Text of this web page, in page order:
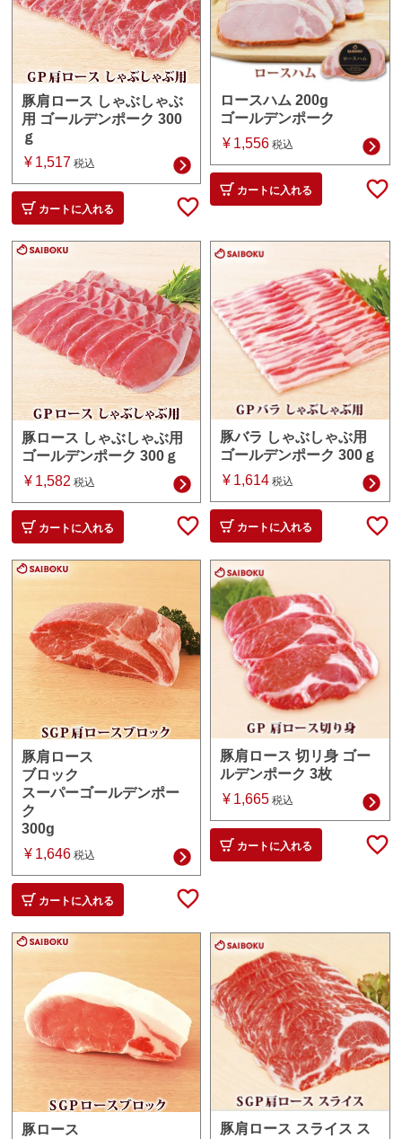
豚肩ロース しゃぶしゃぶ
用 ゴールデンポーク 300
ｇ
¥ 1,517 税込
カートに入れる
ロースハム 200g
ゴールデンポーク
¥ 1,556 税込
カートに入れる
豚ロース しゃぶしゃぶ用
ゴールデンポーク 300ｇ
¥ 1,582 税込
カートに入れる
豚バラ しゃぶしゃぶ用
ゴールデンポーク 300ｇ
¥ 1,614 税込
カートに入れる
豚肩ロース
ブロック
スーパーゴールデンポー
ク
300g
¥ 1,646 税込
カートに入れる
豚肩ロース 切リ身 ゴー
ルデンポーク 3枚
¥ 1,665 税込
カートに入れる
豚ロース 豚肩ロース スライス ス